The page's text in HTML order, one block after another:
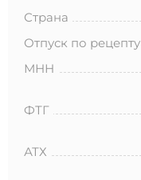
Страна
Отпуск по рецепту
МНН
ФТГ
АТХ